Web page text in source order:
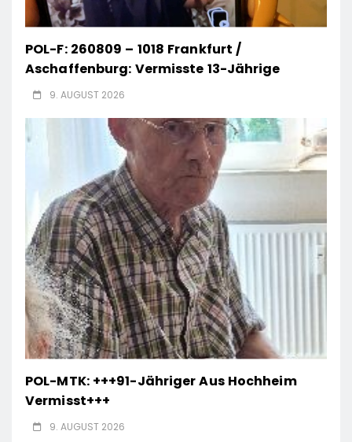
POL-F: 260809 – 1018 Frankfurt /
Aschaffenburg: Vermisste 13-Jährige
9. AUGUST 2026
POL-MTK: +++91-Jähriger Aus Hochheim
Vermisst+++
9. AUGUST 2026